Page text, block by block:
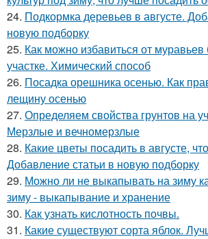
24. Подкормка деревьев в августе.
новую подборку
25. Как можно избавиться от
участке. Химический способ
26. Посадка орешника осенью. Как
лещину осенью
27. Определяем свойства грунтов на
Мерзлые и вечномерзлые
28. Какие цветы посадить в августе,
Добавление статьи в новую подборку
29. Можно ли не выкапывать на зиму
зиму - выкапывание и хранение
30. Как узнать кислотность почвы.
31. Какие существуют сорта яблок.